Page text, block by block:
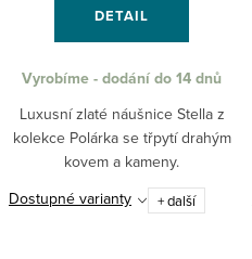
DETAIL
Vyrobíme - dodání do 14 dnů
Luxusní zlaté náušnice Stella z
kolekce Polárka se třpytí drahým
kovem a kameny.
Dostupné varianty
+ další